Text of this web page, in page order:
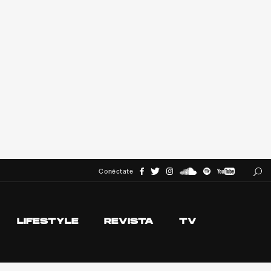
Conéctate
LIFESTYLE REVISTA TV